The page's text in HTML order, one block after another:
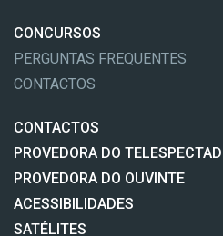
CONCURSOS
PERGUNTAS FREQUENTES
CONTACTOS
CONTACTOS
PROVEDORA DO
PROVEDORA DO OUVINTE
ACESSIBILIDADES
SATÉLITES